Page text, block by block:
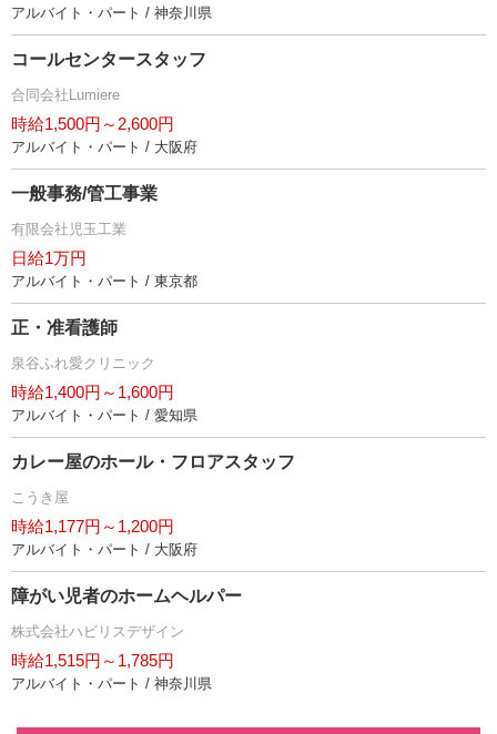
アルバイト・パート / 神奈川県
コールセンタースタッフ
合同会社Lumiere
時給1,500円～2,600円
アルバイト・パート / 大阪府
一般事務/管工事業
有限会社児玉工業
日給1万円
アルバイト・パート / 東京都
正・准看護師
泉谷ふれ愛クリニック
時給1,400円～1,600円
アルバイト・パート / 愛知県
カレー屋のホール・フロアスタッフ
こうき屋
時給1,177円～1,200円
アルバイト・パート / 大阪府
障がい児者のホームヘルパー
株式会社ハビリスデザイン
時給1,515円～1,785円
アルバイト・パート / 神奈川県